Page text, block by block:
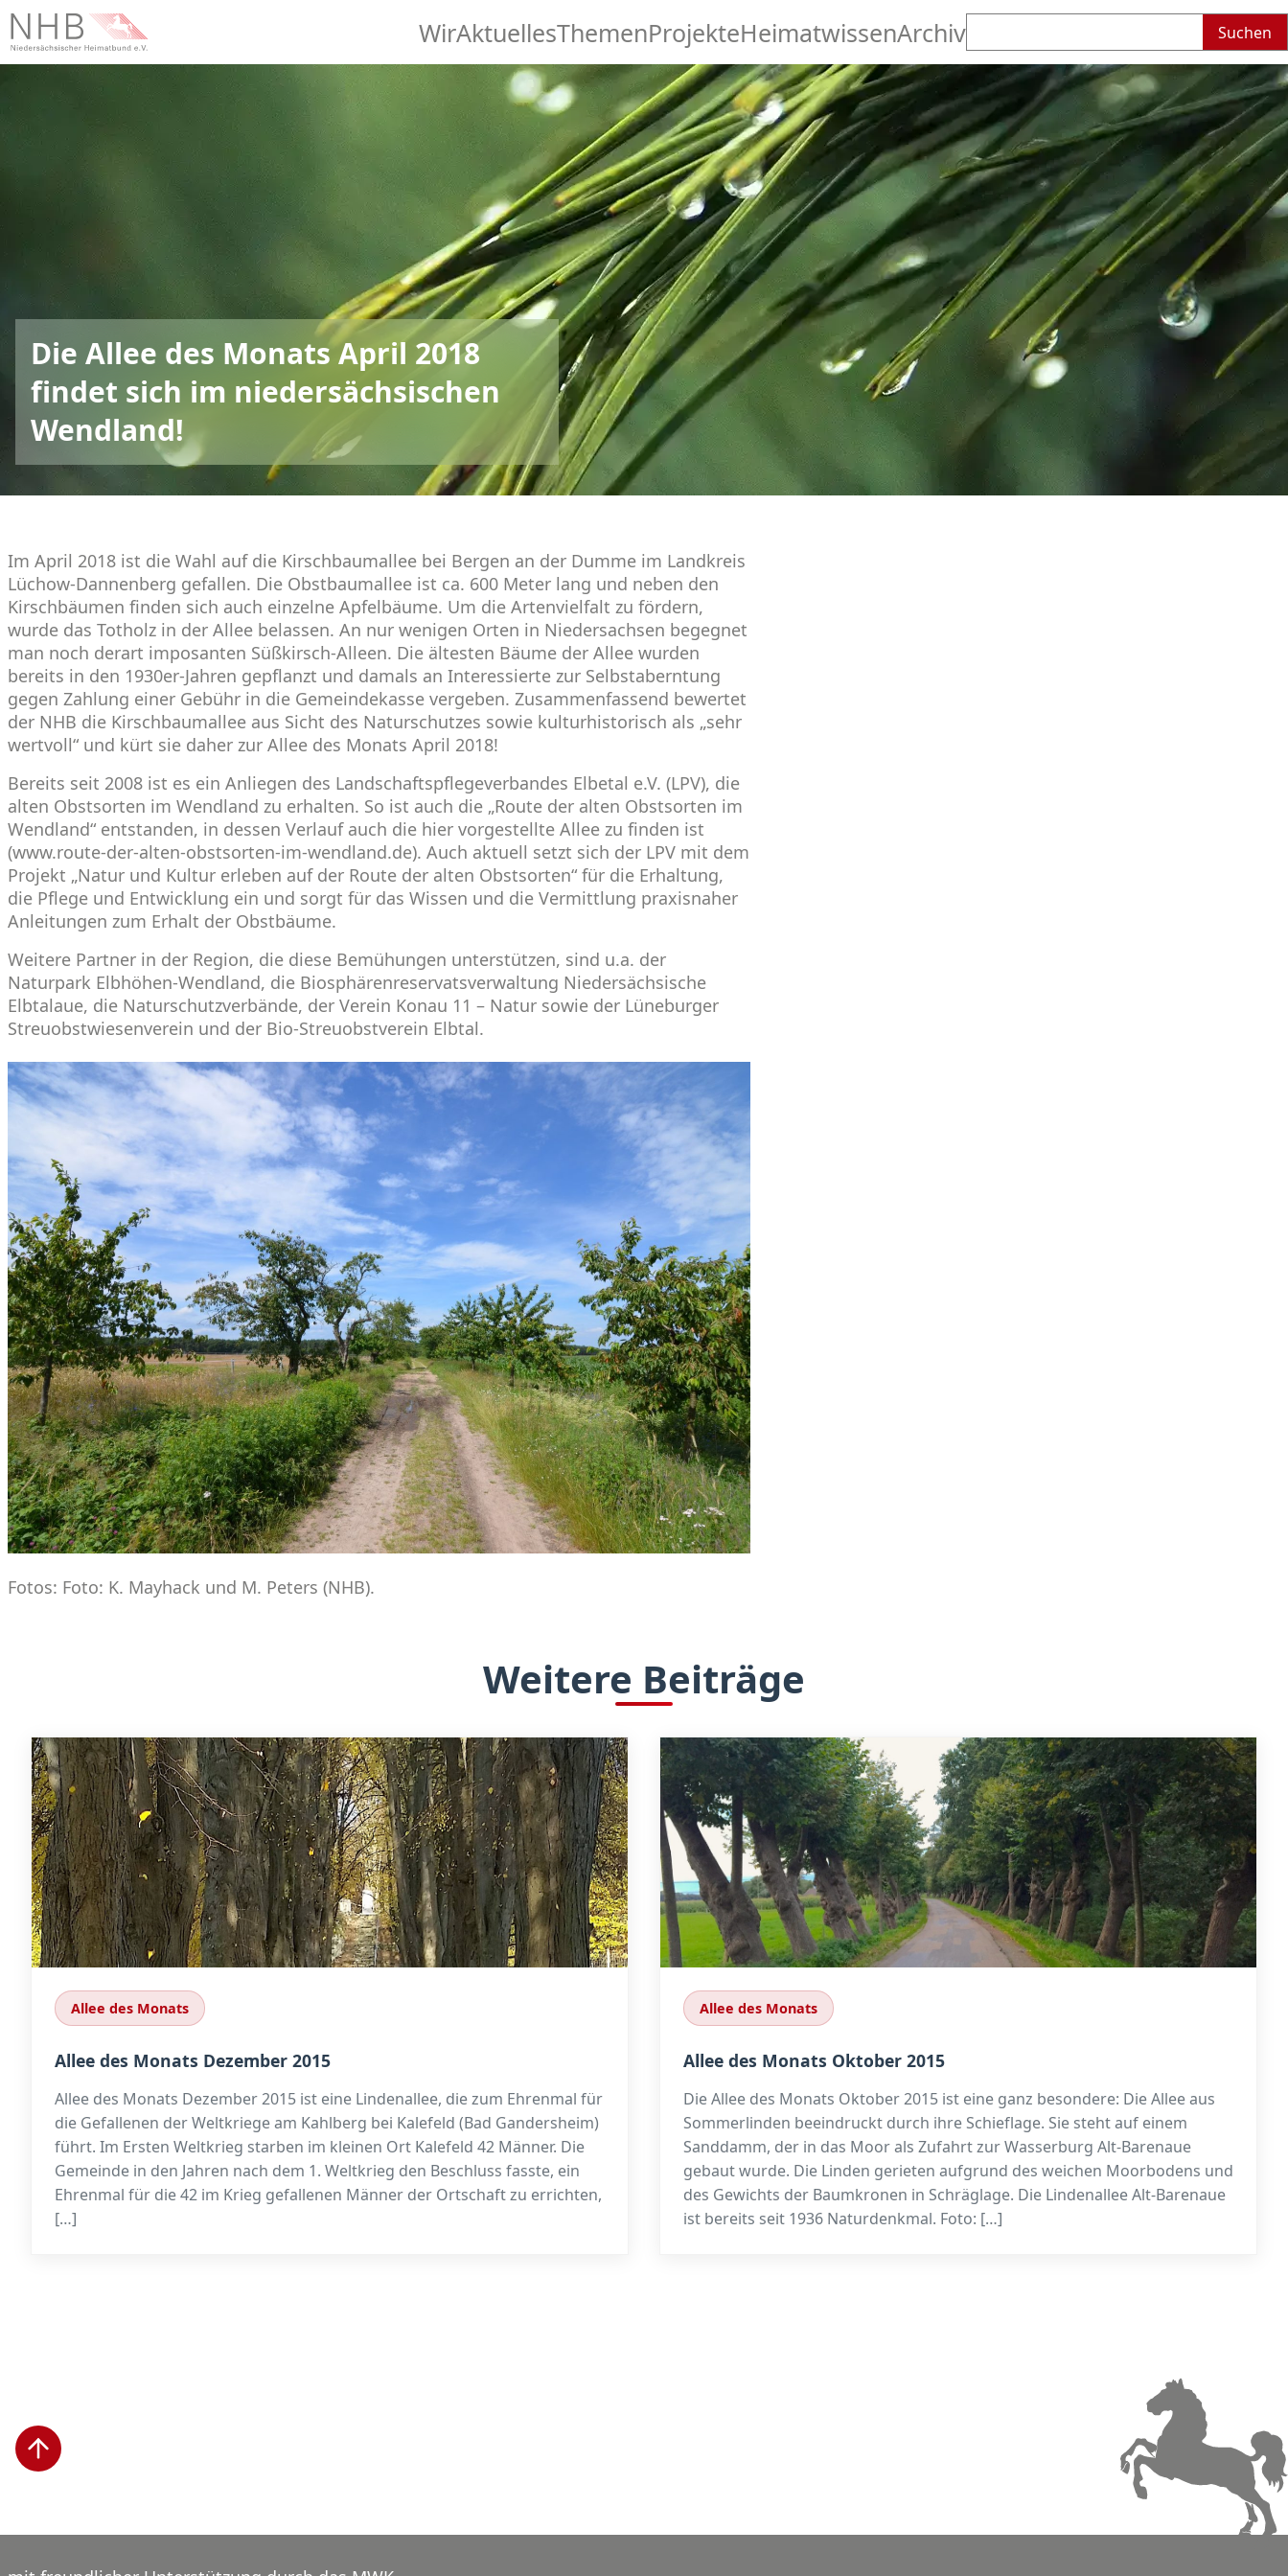
WirAktuellesThemenProjekteHeimatwissenArchivnach:
Die Allee des Monats April 2018
findet sich im niedersächsischen
Wendland!
Im April 2018 ist die Wahl auf die Kirschbaumallee bei Bergen an der Dumme im Landkreis
Lüchow-Dannenberg gefallen. Die Obstbaumallee ist ca. 600 Meter lang und neben den
Kirschbäumen finden sich auch einzelne Apfelbäume. Um die Artenvielfalt zu fördern,
wurde das Totholz in der Allee belassen. An nur wenigen Orten in Niedersachsen begegnet
man noch derart imposanten Süßkirsch-Alleen. Die ältesten Bäume der Allee wurden
bereits in den 1930er-Jahren gepflanzt und damals an Interessierte zur Selbstaberntung
gegen Zahlung einer Gebühr in die Gemeindekasse vergeben. Zusammenfassend bewertet
der NHB die Kirschbaumallee aus Sicht des Naturschutzes sowie kulturhistorisch als „sehr
wertvoll“ und kürt sie daher zur Allee des Monats April 2018!
Bereits seit 2008 ist es ein Anliegen des Landschaftspflegeverbandes Elbetal e.V. (LPV), die
alten Obstsorten im Wendland zu erhalten. So ist auch die „Route der alten Obstsorten im
Wendland“ entstanden, in dessen Verlauf auch die hier vorgestellte Allee zu finden ist
(www.route-der-alten-obstsorten-im-wendland.de). Auch aktuell setzt sich der LPV mit dem
Projekt „Natur und Kultur erleben auf der Route der alten Obstsorten“ für die Erhaltung,
die Pflege und Entwicklung ein und sorgt für das Wissen und die Vermittlung praxisnaher
Anleitungen zum Erhalt der Obstbäume.
Weitere Partner in der Region, die diese Bemühungen unterstützen, sind u.a. der
Naturpark Elbhöhen-Wendland, die Biosphärenreservatsverwaltung Niedersächsische
Elbtalaue, die Naturschutzverbände, der Verein Konau 11 – Natur sowie der Lüneburger
Streuobstwiesenverein und der Bio-Streuobstverein Elbtal.
Fotos: Foto: K. Mayhack und M. Peters (NHB).
Weitere Beiträge
Allee des Monats
Allee des Monats Dezember 2015
Allee des Monats Dezember 2015 ist eine Lindenallee, die zum Ehrenmal für
die Gefallenen der Weltkriege am Kahlberg bei Kalefeld (Bad Gandersheim)
führt. Im Ersten Weltkrieg starben im kleinen Ort Kalefeld 42 Männer. Die
Gemeinde in den Jahren nach dem 1. Weltkrieg den Beschluss fasste, ein
Ehrenmal für die 42 im Krieg gefallenen Männer der Ortschaft zu errichten,
[…]
Allee des Monats
Allee des Monats Oktober 2015
Die Allee des Monats Oktober 2015 ist eine ganz besondere: Die Allee aus
Sommerlinden beeindruckt durch ihre Schieflage. Sie steht auf einem
Sanddamm, der in das Moor als Zufahrt zur Wasserburg Alt-Barenaue
gebaut wurde. Die Linden gerieten aufgrund des weichen Moorbodens und
des Gewichts der Baumkronen in Schräglage. Die Lindenallee Alt-Barenaue
ist bereits seit 1936 Naturdenkmal. Foto: […]